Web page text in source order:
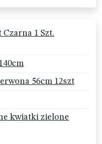
1 Szt.
56cm 12szt
kwiatki zielone